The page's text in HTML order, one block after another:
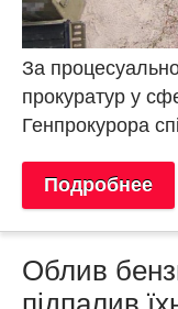
За
прокуратур у
Генпрокурора
Подробнее
Облив